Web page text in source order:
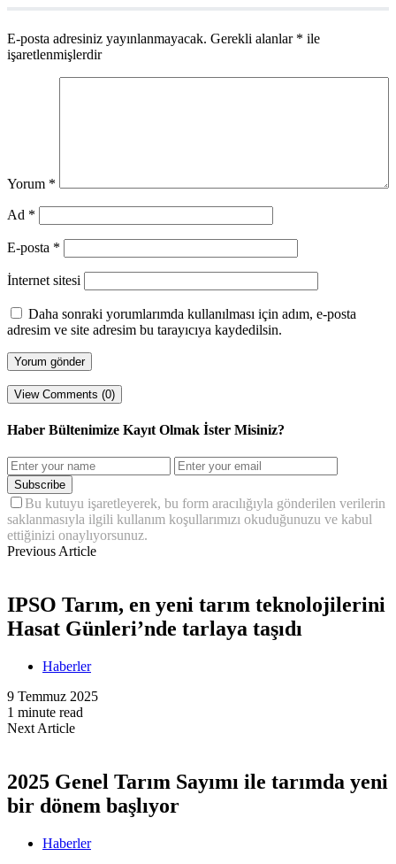
E-posta adresiniz yayınlanmayacak. Gerekli alanlar * ile
işaretlenmişlerdir
Yorum *
Ad *
E-posta *
İnternet sitesi
Daha sonraki yorumlarımda kullanılması için adım, e-posta
adresim ve site adresim bu tarayıcıya kaydedilsin.
View Comments (0)
Haber Bültenimize Kayıt Olmak İster Misiniz?
Subscribe
Bu kutuyu işaretleyerek, bu form aracılığıyla gönderilen verilerin
saklanmasıyla ilgili kullanım koşullarımızı okuduğunuzu ve kabul
ettiğinizi onaylıyorsunuz.
Previous Article
IPSO Tarım, en yeni tarım teknolojilerini
Hasat Günleri’nde tarlaya taşıdı
Haberler
9 Temmuz 2025
1 minute read
Next Article
2025 Genel Tarım Sayımı ile tarımda yeni
bir dönem başlıyor
Haberler